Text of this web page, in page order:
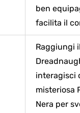
ben
facilita il
Raggiungi
interagisci
misteriosa
Nera per